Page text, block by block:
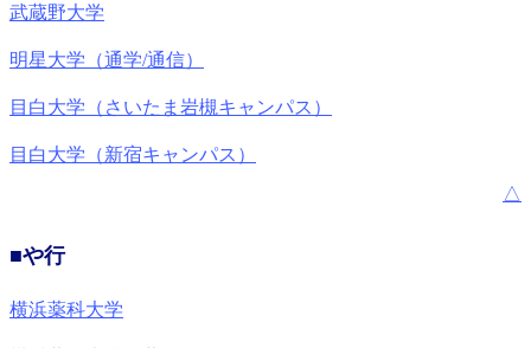
武蔵野大学
明星大学（通学/通信）
目白大学（さいたま岩槻キャンパス）
目白大学（新宿キャンパス）
△
■や行
横浜薬科大学